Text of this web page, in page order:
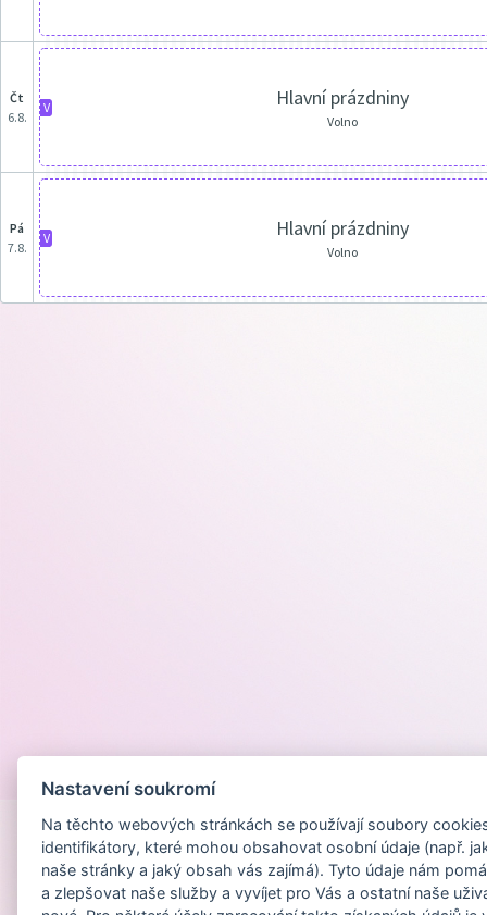
čt
6.8.
V Hlavní prázdniny
Volno
pá
7.8.
V Hlavní prázdniny
Volno
Nastavení soukromí
Na těchto webových stránkách se používají soubory
identifikátory, které mohou obsahovat osobní údaje (např.
naše stránky a jaký obsah vás zajímá). Tyto údaje nám
a zlepšovat naše služby a vyvíjet pro Vás a ostatní naše